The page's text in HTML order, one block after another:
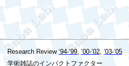
Research Review ‘94-’99,’00-’02, ’03-‘05
学術雑誌のインパクトファクター